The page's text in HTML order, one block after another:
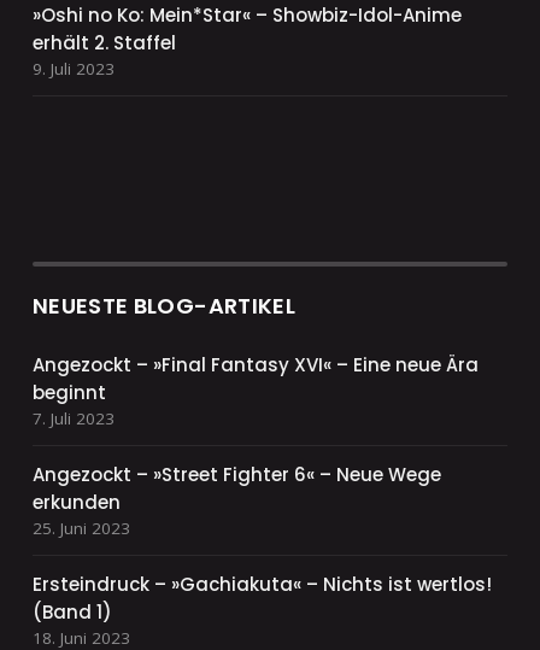
»Oshi no Ko: Mein*Star« – Showbiz-Idol-Anime
erhält 2. Staffel
9. Juli 2023
NEUESTE BLOG-ARTIKEL
Angezockt – »Final Fantasy XVI« – Eine neue Ära
beginnt
7. Juli 2023
Angezockt – »Street Fighter 6« – Neue Wege
erkunden
25. Juni 2023
Ersteindruck – »Gachiakuta« – Nichts ist wertlos!
(Band 1)
18. Juni 2023